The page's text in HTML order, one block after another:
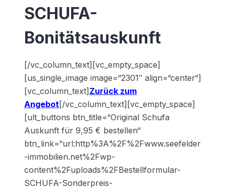
SCHUFA-
Bonitätsauskunft
[/vc_column_text][vc_empty_space]
[us_single_image image=“2301″ align=“center“]
[vc_column_text] Zurück zum
Angebot[/vc_column_text][vc_empty_space]
[ult_buttons btn_title=“Original Schufa
Auskunft für 9,95 € bestellen“
btn_link=“url:http%3A%2F%2Fwww.seefelder
-immobilien.net%2Fwp-
content%2Fuploads%2FBestellformular-
SCHUFA-Sonderpreis-